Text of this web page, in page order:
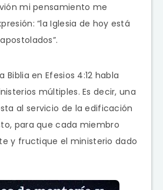
mi pensamiento me
“la Iglesia de hoy está
Biblia en Efesios 4:12 habla
múltiples. Es decir, una
al servicio de la edificación
para que cada miembro
y fructique el ministerio dado